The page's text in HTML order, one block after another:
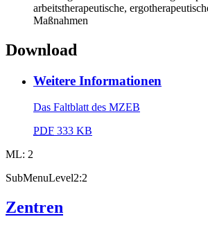
arbeitstherapeutische,
Maßnahmen
Download
Weitere Informationen
Das Faltblatt des MZEB
PDF 333 KB
ML: 2
SubMenuLevel2:2
Zentren